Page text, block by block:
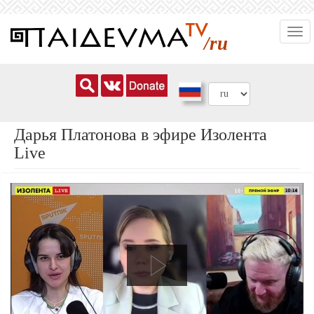
основному
/ru
Дарья Платонова в эфире Изолента
Live